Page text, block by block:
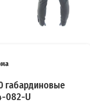
габардиновые
082-U